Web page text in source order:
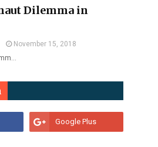
Dilemma in
November 15, 2018